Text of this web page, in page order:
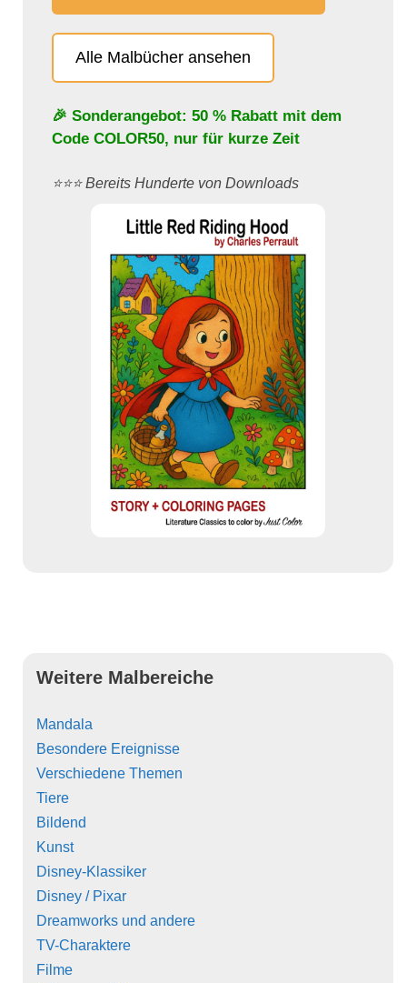
Alle Malbücher ansehen
🎉 Sonderangebot: 50 % Rabatt mit dem
Code COLOR50, nur für kurze Zeit
⭐️⭐️⭐️ Bereits Hunderte von Downloads
Weitere Malbereiche
Mandala
Besondere Ereignisse
Verschiedene Themen
Tiere
Bildend
Kunst
Disney-Klassiker
Disney / Pixar
Dreamworks und andere
TV-Charaktere
Filme